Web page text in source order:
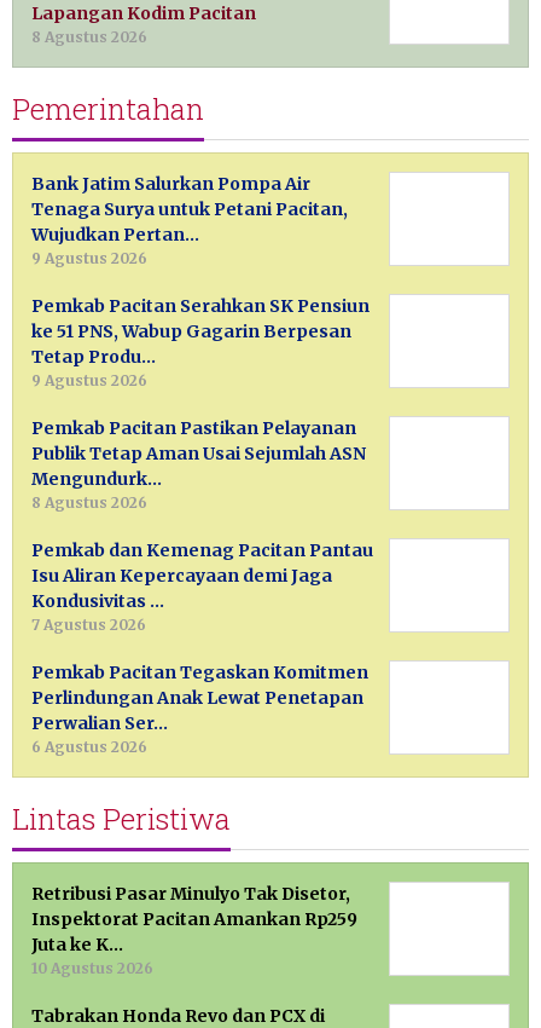
Lapangan Kodim Pacitan
8 Agustus 2026
Pemerintahan
Bank Jatim Salurkan Pompa Air
Tenaga Surya untuk Petani Pacitan,
Wujudkan Pertan…
9 Agustus 2026
Pemkab Pacitan Serahkan SK Pensiun
ke 51 PNS, Wabup Gagarin Berpesan
Tetap Produ…
9 Agustus 2026
Pemkab Pacitan Pastikan Pelayanan
Publik Tetap Aman Usai Sejumlah ASN
Mengundurk…
8 Agustus 2026
Pemkab dan Kemenag Pacitan Pantau
Isu Aliran Kepercayaan demi Jaga
Kondusivitas …
7 Agustus 2026
Pemkab Pacitan Tegaskan Komitmen
Perlindungan Anak Lewat Penetapan
Perwalian Ser…
6 Agustus 2026
Lintas Peristiwa
Retribusi Pasar Minulyo Tak Disetor,
Inspektorat Pacitan Amankan Rp259
Juta ke K…
10 Agustus 2026
Tabrakan Honda Revo dan PCX di